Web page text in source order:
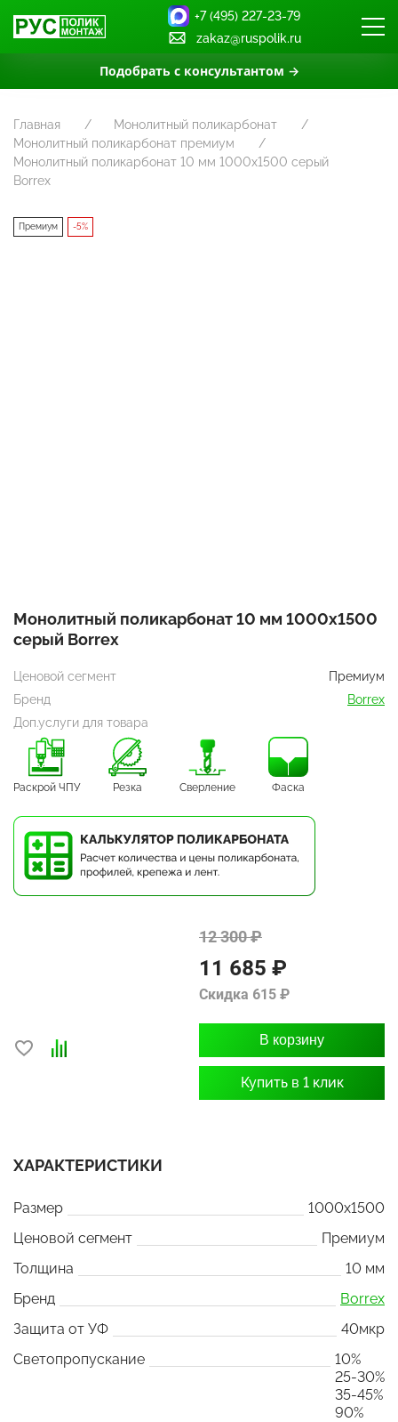
Подобрать с консультантом →
+7 (495) 227-23-79
zakaz@ruspolik.ru
Главная
Монолитный поликарбонат
Монолитный поликарбонат премиум
Монолитный поликарбонат 10 мм 1000х1500 серый
Borrex
Премиум -5%
Монолитный поликарбонат 10 мм 1000х1500
серый Borrex
Ценовой сегмент
Премиум
Бренд
Borrex
Доп.услуги для товара
Раскрой ЧПУ Резка Сверление Фаска
12 300 ₽
11 685 ₽
Скидка 615 ₽
В корзину
Купить в 1 клик
ХАРАКТЕРИСТИКИ
Размер
1000x1500
Ценовой сегмент
Премиум
Толщина
10 мм
Бренд
Borrex
Защита от УФ
40мкр
Светопропускание
10%
25-30%
35-45%
90%